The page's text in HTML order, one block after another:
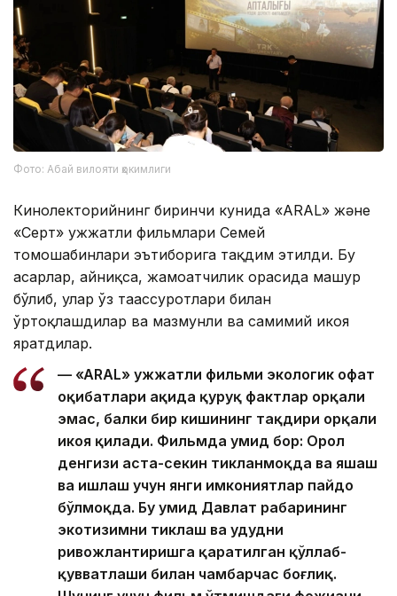
Фото: Абай вилояти ҳокимлиги
Кинолекторийнинг биринчи кунида «ARAL» және
«Серт» ҳужжатли фильмлари Семей
томошабинлари эътиборига тақдим этилди. Бу
асарлар, айниқса, жамоатчилик орасида машҳур
бўлиб, улар ўз таассуротлари билан
ўртоқлашдилар ва мазмунли ва самимий ҳикоя
яратдилар.
— «ARAL» ҳужжатли фильми экологик офат
оқибатлари ҳақида қуруқ фактлар орқали
эмас, балки бир кишининг тақдири орқали
ҳикоя қилади. Фильмда умид бор: Орол
денгизи аста-секин тикланмоқда ва яшаш
ва ишлаш учун янги имкониятлар пайдо
бўлмоқда. Бу умид Давлат раҳбарининг
экотизимни тиклаш ва ҳудудни
ривожлантиришга қаратилган қўллаб-
қувватлаши билан чамбарчас боғлиқ.